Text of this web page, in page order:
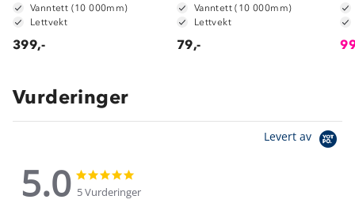
Vanntett (10 000mm)
Lettvekt
399,-
Vanntett (10 000mm)
Lettvekt
79,-
Vurderinger
Levert av
5.0
5.0
star
rating
star
5 Vurderinger